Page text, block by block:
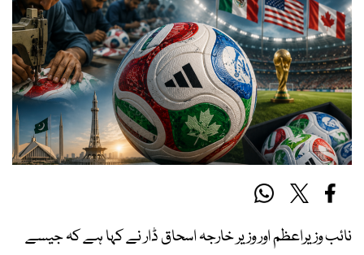
نائب وزیراعظم اور وزیر خارجہ اسحاق ڈار نے کہا ہے کہ جیسے